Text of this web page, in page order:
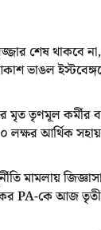
শেষ থাকবে
ভাঙল
মৃত তৃণমূল কর্মীর
লক্ষর আর্থিক
মামলায়
PA-কে আজ